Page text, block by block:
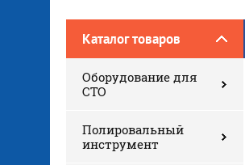
Каталог товаров
Оборудование для
СТО
Полировальный
инструмент